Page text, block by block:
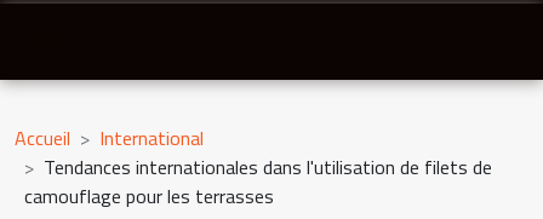
Accueil
International
Tendances internationales dans l'utilisation de filets de
camouflage pour les terrasses